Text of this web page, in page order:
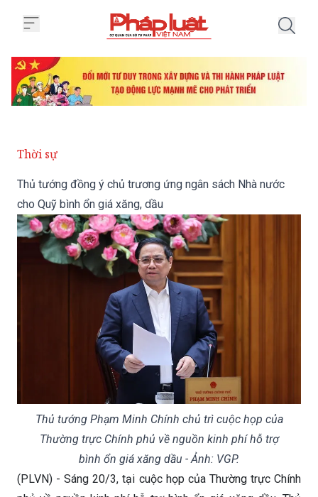
Thời sự
Thủ tướng đồng ý chủ trương ứng ngân sách Nhà nước
cho Quỹ bình ổn giá xăng, dầu
Thủ tướng Phạm Minh Chính chủ trì cuộc họp của
Thường trực Chính phủ về nguồn kinh phí hỗ trợ
bình ổn giá xăng dầu - Ảnh: VGP.
(PLVN) - Sáng 20/3, tại cuộc họp của Thường trực Chính